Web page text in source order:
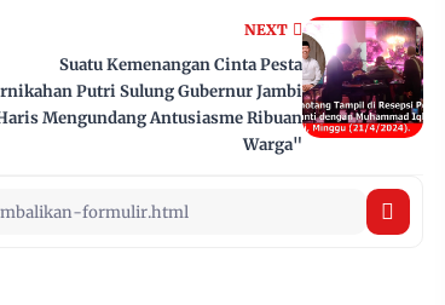
NEXT
Suatu Kemenangan Cinta Pesta
Putri Sulung Gubernur Jambi
Mengundang Antusiasme Ribuan
Warga"